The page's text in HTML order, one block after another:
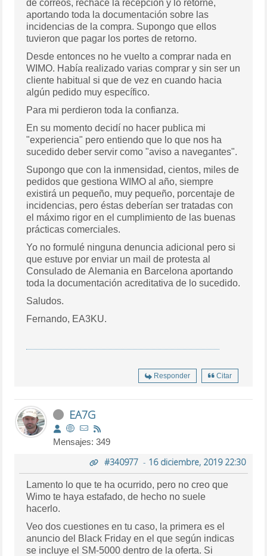
de correos, rechacé la recepción y lo retorné,
aportando toda la documentación sobre las
incidencias de la compra. Supongo que ellos
tuvieron que pagar los portes de retorno.
Desde entonces no he vuelto a comprar nada en
WIMO. Había realizado varias comprar y sin ser un
cliente habitual si que de vez en cuando hacia
algún pedido muy específico.
Para mi perdieron toda la confianza.
En su momento decidí no hacer publica mi
"experiencia" pero entiendo que lo que nos ha
sucedido deber servir como "aviso a navegantes".
Supongo que con la inmensidad, cientos, miles de
pedidos que gestiona WIMO al año, siempre
existirá un pequeño, muy pequeño, porcentaje de
incidencias, pero éstas deberían ser tratadas con
el máximo rigor en el cumplimiento de las buenas
prácticas comerciales.
Yo no formulé ninguna denuncia adicional pero si
que estuve por enviar un mail de protesta al
Consulado de Alemania en Barcelona aportando
toda la documentación acreditativa de lo sucedido.
Saludos.
Fernando, EA3KU.
Responder Citar
EA7G
Mensajes: 349
#340977- 16 diciembre, 2019 22:30
Lamento lo que te ha ocurrido, pero no creo que
Wimo te haya estafado, de hecho no suele
hacerlo.
Veo dos cuestiones en tu caso, la primera es el
anuncio del Black Friday en el que según indicas
se incluye el SM-5000 dentro de la oferta. Si